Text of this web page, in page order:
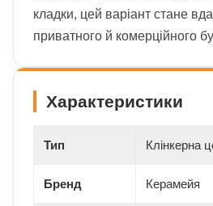
кладки, цей варіант стане
приватного й комерційного
Характеристики
Тип Клінкерна
Бренд Керамейя